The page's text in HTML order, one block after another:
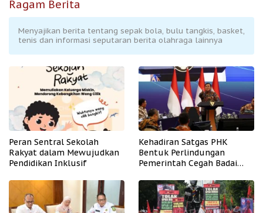
Ragam Berita
Menyajikan berita tentang sepak bola, bulu tangkis, basket,
tenis dan informasi seputaran berita olahraga lainnya
Peran Sentral Sekolah
Rakyat dalam Mewujudkan
Pendidikan Inklusif
Kehadiran Satgas PHK
Bentuk Perlindungan
Pemerintah Cegah Badai